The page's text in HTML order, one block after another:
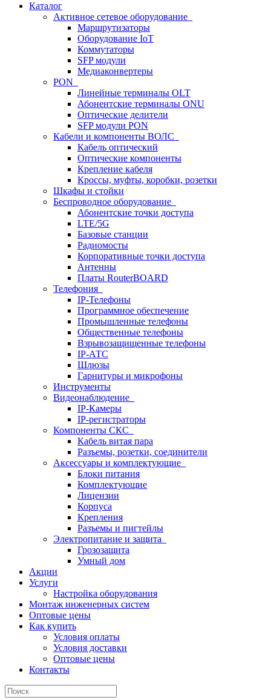
Каталог
Активное сетевое оборудование
Маршрутизаторы
Оборудование IoT
Коммутаторы
SFP модули
Медиаконвертеры
PON
Линейные терминалы OLT
Абонентские терминалы ONU
Оптические делители
SFP модули PON
Кабели и компоненты ВОЛС
Кабель оптический
Оптические компоненты
Крепление кабеля
Кроссы, муфты, коробки, розетки
Шкафы и стойки
Беспроводное оборудование
Абонентские точки доступа
LTE/5G
Базовые станции
Радиомосты
Корпоративные точки доступа
Антенны
Платы RouterBOARD
Телефония
IP-Телефоны
Программное обеспечение
Промышленные телефоны
Общественные телефоны
Взрывозащищенные телефоны
IP-АТС
Шлюзы
Гарнитуры и микрофоны
Инструменты
Видеонаблюдение
IP-Камеры
IP-регистраторы
Компоненты СКС
Кабель витая пара
Разъемы, розетки, соединители
Аксессуары и комплектующие
Блоки питания
Комплектующие
Лицензии
Корпуса
Крепления
Разъемы и пигтейлы
Электропитание и защита
Грозозащита
Умный дом
Акции
Услуги
Настройка оборудования
Монтаж инженерных систем
Оптовые цены
Как купить
Условия оплаты
Условия доставки
Оптовые цены
Контакты